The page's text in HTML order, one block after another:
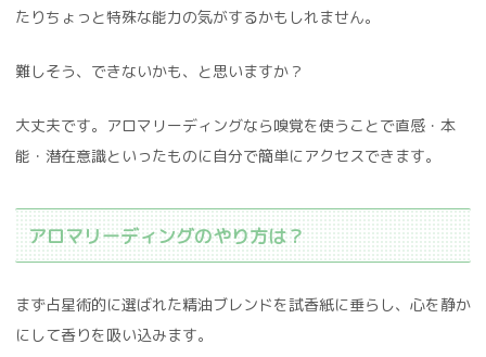
たりちょっと特殊な能力の気がするかもしれません。
難しそう、できないかも、と思いますか？
大丈夫です。アロマリーディングなら嗅覚を使うことで直感・本
能・潜在意識といったものに自分で簡単にアクセスできます。
アロマリーディングのやり方は？
まず占星術的に選ばれた精油ブレンドを試香紙に垂らし、心を静か
にして香りを吸い込みます。